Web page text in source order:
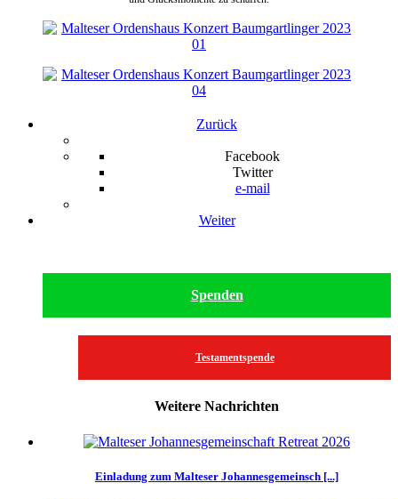
Zurück
Facebook
Twitter
e-mail
Weiter
Spenden
Testamentspende
Weitere Nachrichten
Einladung zum Malteser Johannesgemeinsch [...]